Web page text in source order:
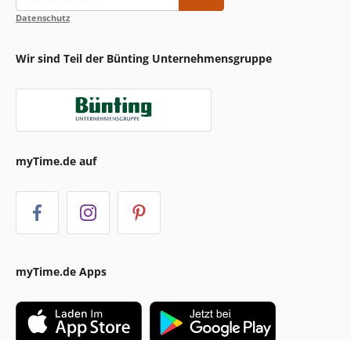
Datenschutz
Wir sind Teil der Bünting Unternehmensgruppe
myTime.de auf
myTime.de Apps